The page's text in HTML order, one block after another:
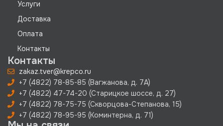
Услуги
Доставка
Оплата
Контакты
Контакты
zakaz.tver@krepco.ru
+7 (4822) 78-85-85 (Вагжанова, д. 7А)
+7 (4822) 47-74-20 (Старицкое шоссе, д. 27)
+7 (4822) 78-75-75 (Скворцова-Степанова, 15)
+7 (4822) 78-95-95 (Коминтерна, д. 71)